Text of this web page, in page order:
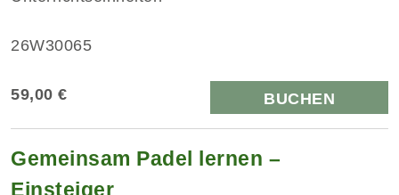
26W30065
59,00 € BUCHEN
Gemeinsam Padel lernen –
Einsteiger